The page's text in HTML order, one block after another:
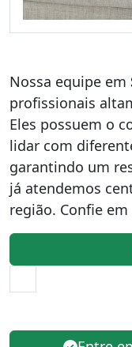
Nossa equipe em
profissionais
Eles possuem o
lidar com
garantindo um
já atendemos
região. Confie